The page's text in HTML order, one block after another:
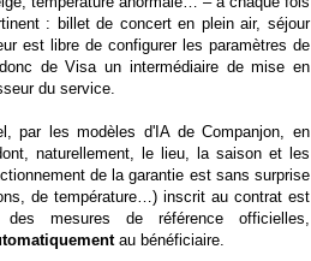
: billet de concert en plein air, séjour
est libre de configurer les paramètres de
de Visa un intermédiaire de mise en
du service.
par les modèles d'IA de Companjon, en
naturellement, le lieu, la saison et les
de la garantie est sans surprise
de température…) inscrit au contrat est
mesures de référence officielles,
au bénéficiaire.